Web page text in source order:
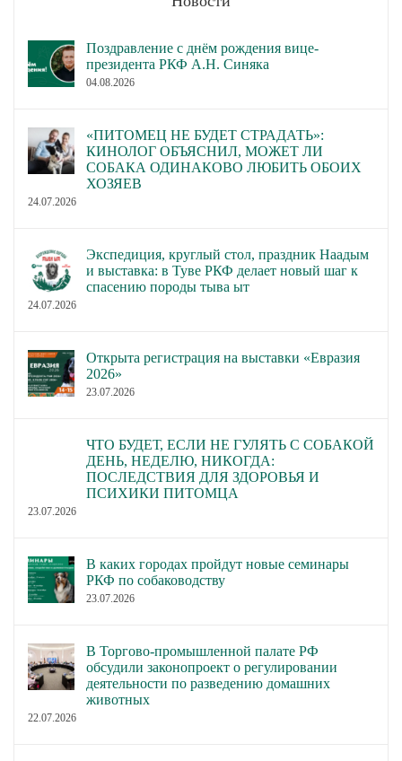
Поздравление с днём рождения вице-
президента РКФ А.Н. Синяка
04.08.2026
«ПИТОМЕЦ НЕ БУДЕТ СТРАДАТЬ»:
КИНОЛОГ ОБЪЯСНИЛ, МОЖЕТ ЛИ
СОБАКА ОДИНАКОВО ЛЮБИТЬ ОБОИХ
ХОЗЯЕВ
24.07.2026
Экспедиция, круглый стол, праздник Наадым
и выставка: в Туве РКФ делает новый шаг к
спасению породы тыва ыт
24.07.2026
Открыта регистрация на выставки «Евразия
2026»
23.07.2026
ЧТО БУДЕТ, ЕСЛИ НЕ ГУЛЯТЬ С СОБАКОЙ
ДЕНЬ, НЕДЕЛЮ, НИКОГДА:
ПОСЛЕДСТВИЯ ДЛЯ ЗДОРОВЬЯ И
ПСИХИКИ ПИТОМЦА
23.07.2026
В каких городах пройдут новые семинары
РКФ по собаководству
23.07.2026
В Торгово-промышленной палате РФ
обсудили законопроект о регулировании
деятельности по разведению домашних
животных
22.07.2026